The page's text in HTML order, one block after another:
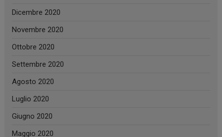
Dicembre 2020
Novembre 2020
Ottobre 2020
Settembre 2020
Agosto 2020
Luglio 2020
Giugno 2020
Maggio 2020